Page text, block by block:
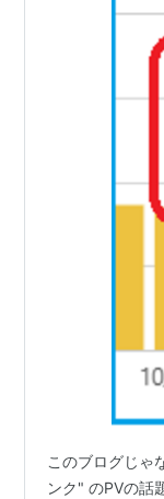
このブログじゃ
ンク" のPVの話